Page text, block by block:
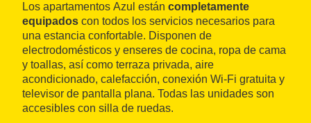
Los apartamentos Azul están completamente
equipados con todos los servicios necesarios para
una estancia confortable. Disponen de
electrodomésticos y enseres de cocina, ropa de cama
y toallas, así como terraza privada, aire
acondicionado, calefacción, conexión Wi-Fi gratuita y
televisor de pantalla plana. Todas las unidades son
accesibles con silla de ruedas.